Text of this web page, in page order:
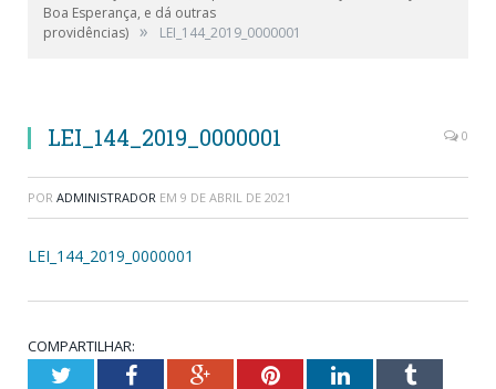
Boa Esperança, e dá outras
providências) » LEI_144_2019_0000001
LEI_144_2019_0000001 0
POR ADMINISTRADOR EM 9 DE ABRIL DE 2021
LEI_144_2019_0000001
COMPARTILHAR:
TwitterFacebookGoogle+PinterestLinkedInTumblr